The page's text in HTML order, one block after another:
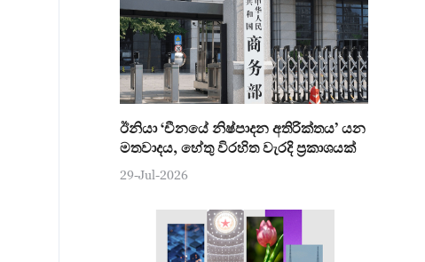
ඊනියා ‘චීනයේ නිෂ්පාදන අතිරික්තය’ යන
මතවාදය, හේතු විරහිත වැරදි ප්‍රකාශයක්
29-Jul-2026